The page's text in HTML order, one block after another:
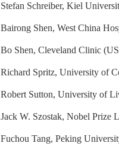
Stefan Schreiber, Kiel
Bairong Shen, West China
Bo Shen, Cleveland Clinic
Richard Spritz, University of
Robert Sutton, University of
Jack W. Szostak, Nobel Prize
Fuchou Tang, Peking